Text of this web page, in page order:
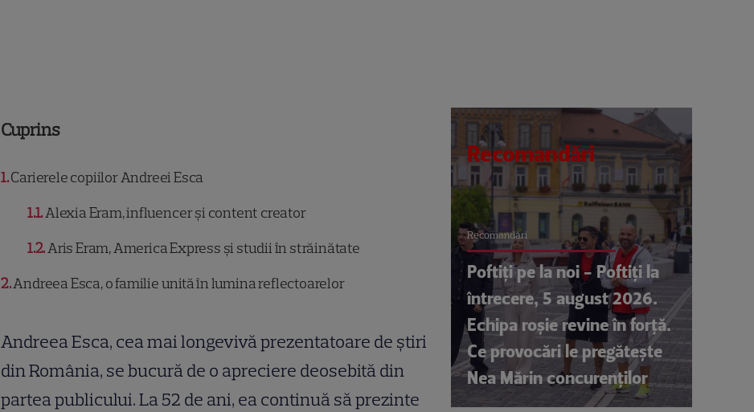
Cuprins
1Carierele copiilor Andreei Esca
1.1 Alexia Eram, influencer și content creator
1.2 Aris Eram, America Express și studii în străinătate
2Andreea Esca, o familie unită în lumina reflectoarelor
Andreea Esca, cea mai longevivă prezentatoare de știri
din România, se bucură de o apreciere deosebită din
partea publicului. La 52 de ani, ea continuă să prezinte
Recomandări
Recomandări
Poftiți pe la noi - Poftiți la
întrecere, 5 august 2026.
Echipa roșie revine în forță.
Ce provocări le pregătește
Nea Mărin concurenților